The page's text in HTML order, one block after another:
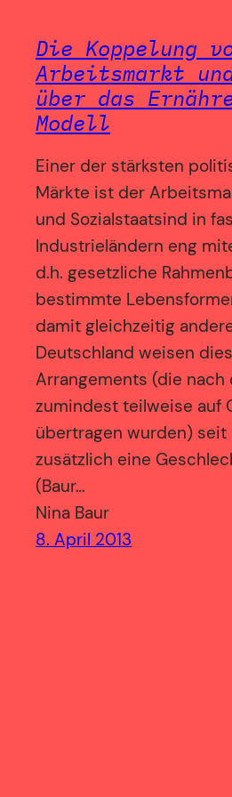
Die Koppelung
Arbeitsmarkt
über das
Modell
Einer der stärksten
Märkte ist der
und Sozialstaatsind in
Industrieländern eng
d.h. gesetzliche
bestimmte
damit gleichzeitig
Deutschland weisen
Arrangements (die nach
zumindest teilweise auf
übertragen wurden)
zusätzlich eine
(Baur…
Nina Baur
8. April 2013